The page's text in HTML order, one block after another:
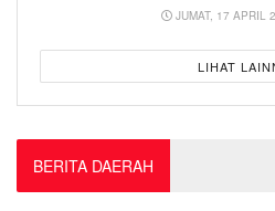
JUMAT, 17 APRIL
LIHAT
BERITA DAERAH